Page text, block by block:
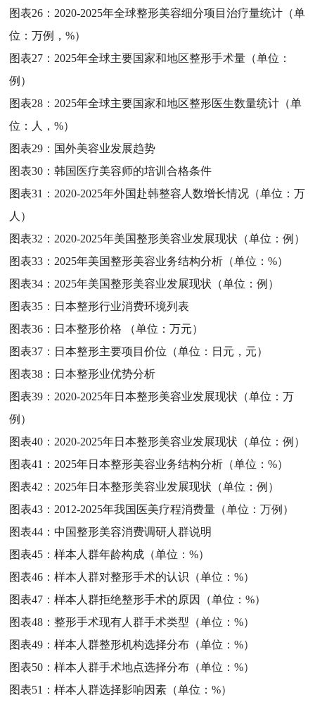
图表26： 2020-2025年全球整形美容细分项目治疗量统计（单
位：万例，%）
图表27： 2025年全球主要国家和地区整形手术量（单位：
例）
图表28： 2025年全球主要国家和地区整形医生数量统计（单
位：人，%）
图表29： 国外美容业发展趋势
图表30：韩国医疗美容师的培训合格条件
图表31： 2020-2025年外国赴韩整容人数增长情况（单位：万
人）
图表32： 2020-2025年美国整形美容业发展现状（单位：例）
图表33： 2025年美国整形美容业务结构分析（单位：%）
图表34： 2025年美国整形美容业发展现状（单位：例）
图表35： 日本整形行业消费环境列表
图表36： 日本整形价格 （单位：万元）
图表37： 日本整形主要项目价位（单位：日元，元）
图表38： 日本整形业优势分析
图表39： 2020-2025年日本整形美容业发展现状（单位：万
例）
图表40： 2020-2025年日本整形美容业发展现状（单位：例）
图表41： 2025年日本整形美容业务结构分析（单位：%）
图表42： 2025年日本整形美容业发展现状（单位：例）
图表43： 2012-2025年我国医美疗程消费量（单位：万例）
图表44：中国整形美容消费调研人群说明
图表45：样本人群年龄构成（单位：%）
图表46：样本人群对整形手术的认识（单位：%）
图表47：样本人群拒绝整形手术的原因（单位：%）
图表48：整形手术现有人群手术类型（单位：%）
图表49：样本人群整形机构选择分布（单位：%）
图表50：样本人群手术地点选择分布（单位：%）
图表51：样本人群选择影响因素（单位：%）